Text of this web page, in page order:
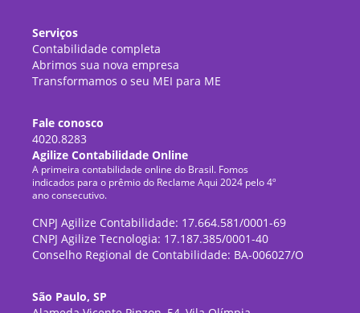
Serviços
Contabilidade completa
Abrimos sua nova empresa
Transformamos o seu MEI para ME
Fale conosco
4020.8283
Agilize Contabilidade Online
A primeira contabilidade online do Brasil. Fomos
indicados para o prêmio do Reclame Aqui 2024 pelo 4º
ano consecutivo.
CNPJ Agilize Contabilidade: 17.664.581/0001-69
CNPJ Agilize Tecnologia: 17.187.385/0001-40
Conselho Regional de Contabilidade: BA-006027/O
São Paulo, SP